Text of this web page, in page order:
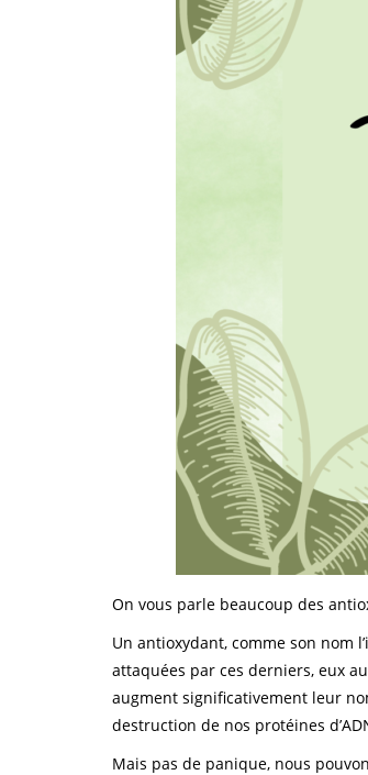
On vous parle beaucoup des
Un antioxydant, comme son nom
attaquées par ces derniers, eux
augment significativement leur
destruction de nos protéines
Mais pas de panique, nous